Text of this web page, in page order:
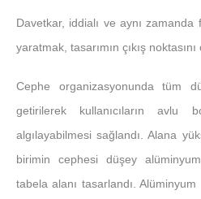
Davetkar, iddialı ve aynı
yaratmak, tasarımın çıkış
Cephe organizasyonunda tüm
getirilerek kullanıcıların avlu
algılayabilmesi sağlandı. Alana
birimin cephesi düşey
tabela alanı tasarlandı.